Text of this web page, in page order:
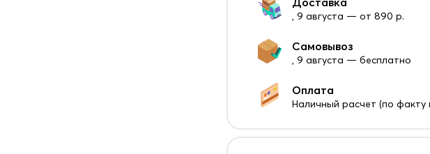
, 9 августа — от 890 р.
Самовывоз
, 9 августа — бесплатно
Оплата
Наличный расчет (по факту